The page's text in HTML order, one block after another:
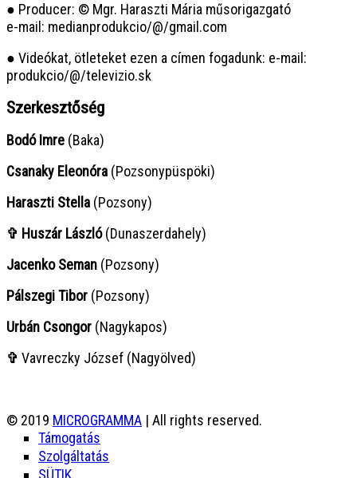
● Producer: © Mgr. Haraszti Mária műsorigazgató
e-mail: medianprodukcio/@/gmail.com
● Videókat, ötleteket ezen a címen fogadunk: e-mail:
produkcio/@/televizio.sk
Szerkesztőség
Bodó Imre (Baka)
Csanaky Eleonóra (Pozsonypüspöki)
Haraszti Stella (Pozsony)
✞ Huszár László(Dunaszerdahely)
Jacenko Seman (Pozsony)
Pálszegi Tibor (Pozsony)
Urbán Csongor (Nagykapos)
✞ Vavreczky József (Nagyölved)
© 2019 MICROGRAMMA | All rights reserved.
Támogatás
Szolgáltatás
SÜTIK